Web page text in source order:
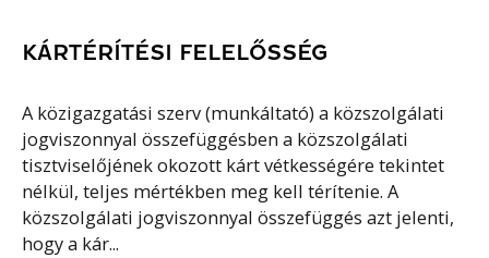
KÁRTÉRÍTÉSI FELELŐSSÉG
A közigazgatási szerv (munkáltató) a közszolgálati
jogviszonnyal összefüggésben a közszolgálati
tisztviselőjének okozott kárt vétkességére tekintet
nélkül, teljes mértékben meg kell térítenie. A
közszolgálati jogviszonnyal összefüggés azt jelenti,
hogy a kár...